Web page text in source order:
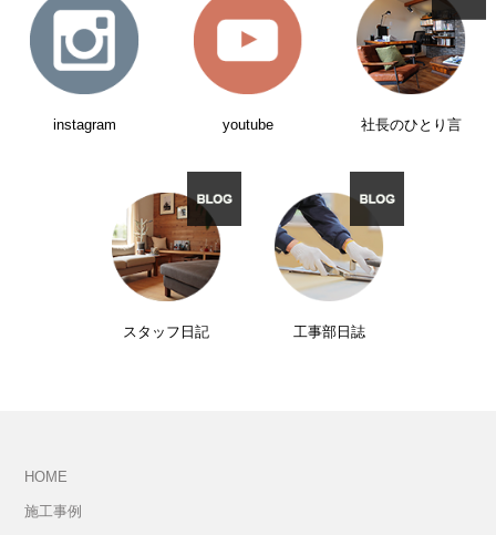
instagram youtube 社長のひとり言
スタッフ日記 工事部日誌
HOME
施工事例